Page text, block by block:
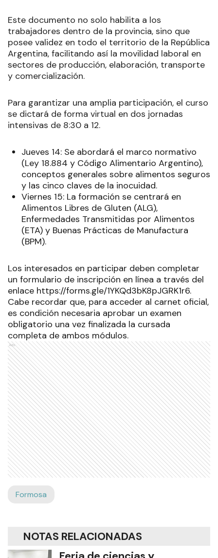
Este documento no solo habilita a los
trabajadores dentro de la provincia, sino que
posee validez en todo el territorio de la República
Argentina, facilitando así la movilidad laboral en
sectores de producción, elaboración, transporte
y comercialización.
Para garantizar una amplia participación, el curso
se dictará de forma virtual en dos jornadas
intensivas de 8:30 a 12.
Jueves 14: Se abordará el marco normativo
(Ley 18.884 y Código Alimentario Argentino),
conceptos generales sobre alimentos seguros
y las cinco claves de la inocuidad.
Viernes 15: La formación se centrará en
Alimentos Libres de Gluten (ALG),
Enfermedades Transmitidas por Alimentos
(ETA) y Buenas Prácticas de Manufactura
(BPM).
Los interesados en participar deben completar
un formulario de inscripción en línea a través del
enlace https://forms.gle/1YKQd3bK8pJGRK1r6.
Cabe recordar que, para acceder al carnet oficial,
es condición necesaria aprobar un examen
obligatorio una vez finalizada la cursada
completa de ambos módulos.
Ads
Formosa
NOTAS RELACIONADAS